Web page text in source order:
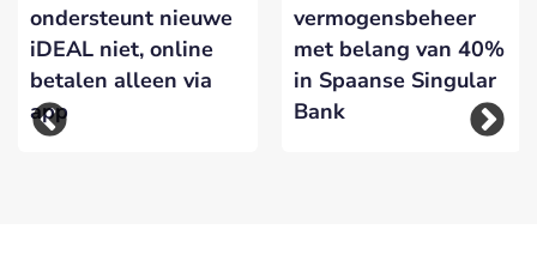
ondersteunt nieuwe
iDEAL niet, online
betalen alleen via
app
vermogensbeheer
met belang van 40%
in Spaanse Singular
Bank